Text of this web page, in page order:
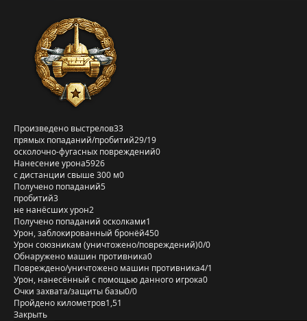
Произведено выстрелов33
прямых попаданий/пробитий29/19
осколочно-фугасных повреждений0
Нанесение урона5926
с дистанции свыше 300 м0
Получено попаданий5
пробитий3
не нанёсших урон2
Получено попаданий осколками1
Урон, заблокированный бронёй450
Урон союзникам (уничтожено/повреждений)0/0
Обнаружено машин противника0
Повреждено/уничтожено машин противника4/1
Урон, нанесённый с помощью данного игрока0
Очки захвата/защиты базы0/0
Пройдено километров1,51
Закрыть